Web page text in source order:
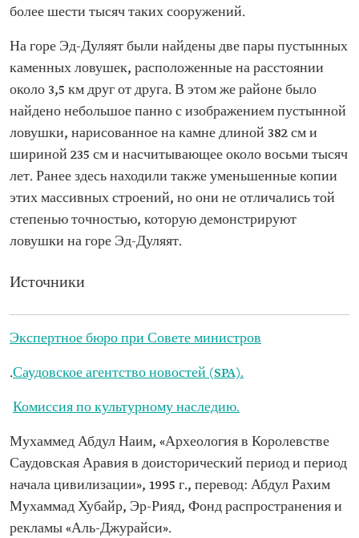
более шести тысяч таких сооружений.
На горе Эд-Дуляят были найдены две пары пустынных
каменных ловушек, расположенные на расстоянии
около 3,5 км друг от друга. В этом же районе было
найдено небольшое панно с изображением пустынной
ловушки, нарисованное на камне длиной 382 см и
шириной 235 см и насчитывающее около восьми тысяч
лет. Ранее здесь находили также уменьшенные копии
этих массивных строений, но они не отличались той
степенью точностью, которую демонстрируют
ловушки на горе Эд-Дуляят.
Источники
Экспертное бюро при Совете министров
.Саудовское агентство новостей (SPA).
Комиссия по культурному наследию.
Мухаммед Абдул Наим, «Археология в Королевстве
Саудовская Аравия в доисторический период и период
начала цивилизации», 1995 г., перевод: Абдул Рахим
Мухаммад Хубайр, Эр-Рияд, Фонд распространения и
рекламы «Аль-Джурайси».